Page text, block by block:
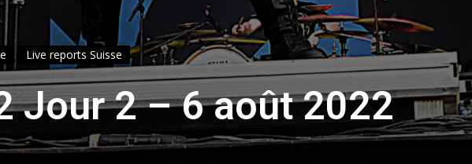
Live reports Suisse
Jour 2 – 6 août 2022